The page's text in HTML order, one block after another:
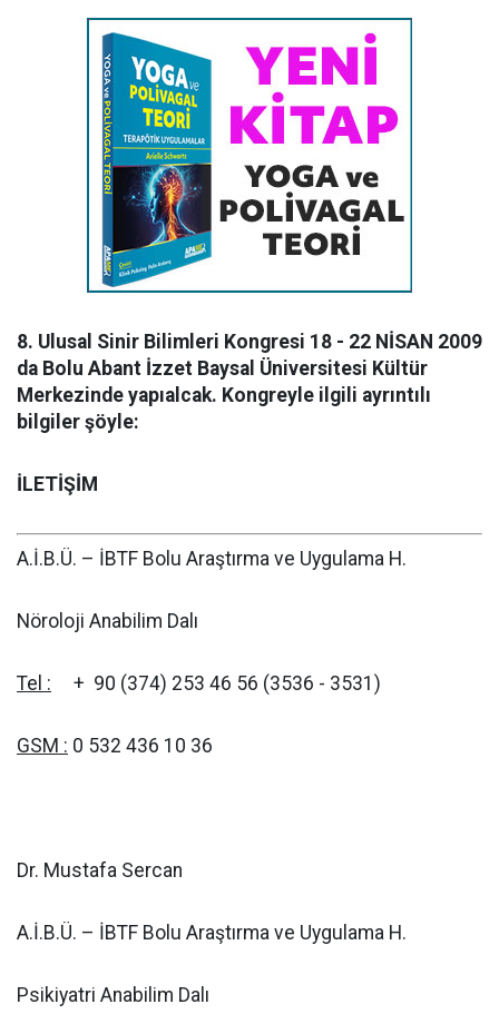
8. Ulusal Sinir Bilimleri Kongresi 18 - 22 NİSAN 2009
da Bolu Abant İzzet Baysal Üniversitesi Kültür
Merkezinde yapıalcak. Kongreyle ilgili ayrıntılı
bilgiler şöyle:
İLETİŞİM
A.İ.B.Ü. – İBTF Bolu Araştırma ve Uygulama H.
Nöroloji Anabilim Dalı
Tel : + 90 (374) 253 46 56 (3536 - 3531)
GSM : 0 532 436 10 36
Dr. Mustafa Sercan
A.İ.B.Ü. – İBTF Bolu Araştırma ve Uygulama H.
Psikiyatri Anabilim Dalı